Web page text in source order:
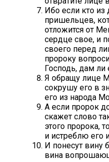
Ибо если кто
пришельцев,
отложится от
сердце свое, и
своего перед
пророку
Господь, дам ли
Я обращу лице
сокрушу его в
его из народа
А если пророк
скажет слово
этого пророка,
и истреблю его
И понесут вину
вина